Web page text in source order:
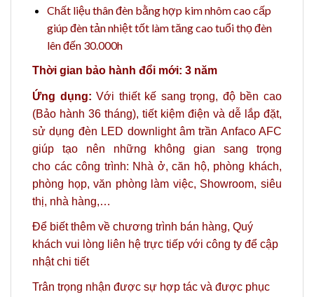
Chất liệu thân đèn bằng hợp kim nhôm cao cấp
giúp đèn tản nhiệt tốt làm tăng cao tuổi thọ đèn
lên đến 30.000h
Thời gian bảo hành đổi mới: 3 năm
Ứng dụng:Với thiết kế sang trọng, độ bền cao
(Bảo hành 36 tháng), tiết kiệm điện và dễ lắp đặt,
sử dụng đèn LED downlight âm trần Anfaco AFC
giúp tạo nên những không gian sang trọng
cho các công trình: Nhà ở, căn hộ, phòng khách,
phòng họp, văn phòng làm việc, Showroom, siêu
thị, nhà hàng,…
Để biết thêm về chương trình bán hàng, Quý
khách vui lòng liên hệ trực tiếp với công ty để cập
nhật chi tiết
Trân trọng nhận được sự hợp tác và được phục